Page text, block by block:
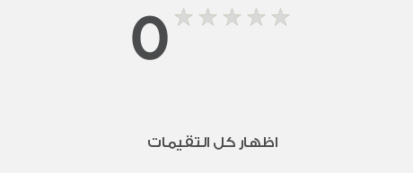
0
اظهار كل التقيمات